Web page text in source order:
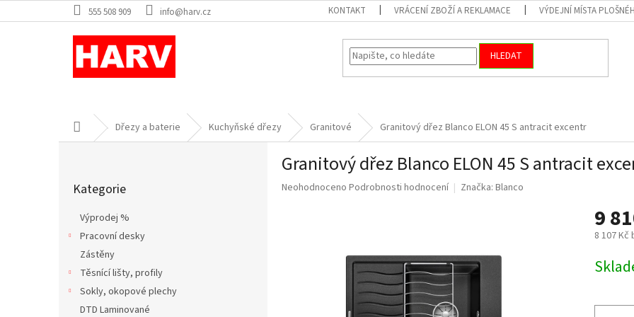
na
555 508 909 info@harv.cz KONTAKT VRÁCENÍ ZBOŽÍ A REKLAMACE VÝDEJNÍ MÍSTA
HLEDAT
Domů Dřezy a baterie Kuchyňské dřezy Granitové Granitový dřez Blanco ELON 45 S antracit excentr
kategorie
Kategorie
Výprodej %
Pracovní desky
Zástěny
Těsnící lišty, profily
Sokly, okopové plechy
DTD Laminované
Granitový dřez Blanco ELON 45 S antracit
Průměrné
Neohodnoceno Podrobnosti hodnocení Značka: Blanco
9
8 107 Kč
cena: